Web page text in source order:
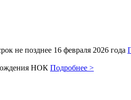
не позднее 16 февраля 2026 года
НОК Подробнее >